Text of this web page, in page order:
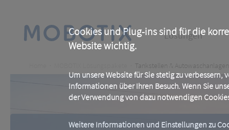
Cookies und Plug-ins sind für die
Website wichtig.
Um unsere Website für Sie stetig zu
Informationen über Ihren Besuch. Wenn Sie
der Verwendung von dazu notwendigen
Weitere Informationen und Einstellungen zu
content
Main
Lösungen
Breadcrumb Tankstellen & Autowaschanlagen